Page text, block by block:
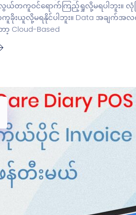
ယ်တကူဝင်ရောက်ကြည့်ရှုလို့မရပါဘူး။ လုံ
ယူလို့မရနိုင်ပါဘူး။ Data အချက်အလက်
Cloud-Based